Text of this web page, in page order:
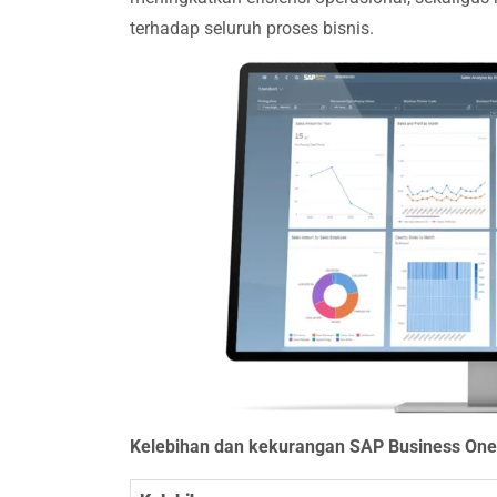
terhadap seluruh proses bisnis.
Kelebihan dan kekurangan SAP Business One